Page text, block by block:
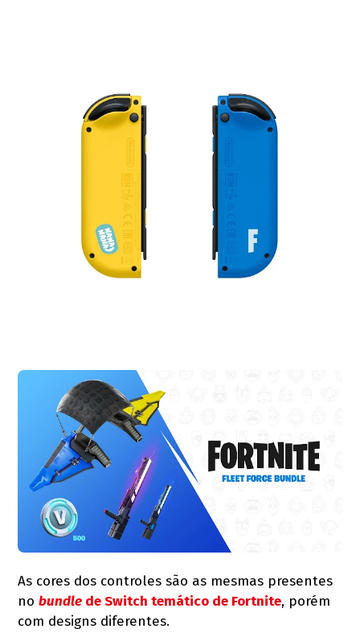
As cores dos controles são as mesmas presentes
nobundle de Switch temático de Fortnite, porém
com designs diferentes.